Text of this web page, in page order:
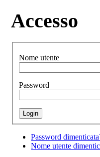
Accesso
Nome utente
Password
Password
Nome utente